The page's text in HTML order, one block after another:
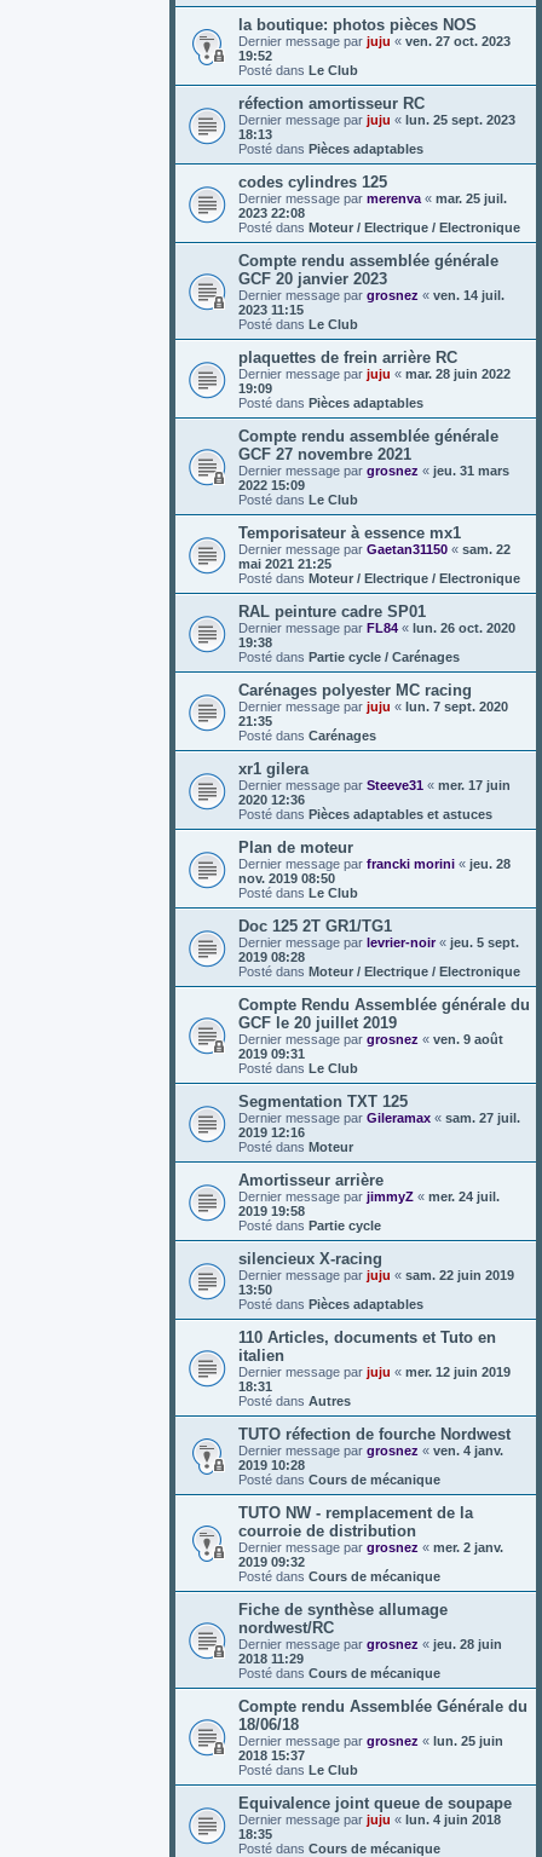
la boutique: photos pièces NOS
Dernier message par juju « ven. 27 oct. 2023
19:52
Posté dans Le Club
réfection amortisseur RC
Dernier message par juju « lun. 25 sept. 2023
18:13
Posté dans Pièces adaptables
codes cylindres 125
Dernier message par merenva « mar. 25 juil.
2023 22:08
Posté dans Moteur / Electrique / Electronique
Compte rendu assemblée générale
GCF 20 janvier 2023
Dernier message par grosnez « ven. 14 juil.
2023 11:15
Posté dans Le Club
plaquettes de frein arrière RC
Dernier message par juju « mar. 28 juin 2022
19:09
Posté dans Pièces adaptables
Compte rendu assemblée générale
GCF 27 novembre 2021
Dernier message par grosnez « jeu. 31 mars
2022 15:09
Posté dans Le Club
Temporisateur à essence mx1
Dernier message par Gaetan31150 « sam. 22
mai 2021 21:25
Posté dans Moteur / Electrique / Electronique
RAL peinture cadre SP01
Dernier message par FL84 « lun. 26 oct. 2020
19:38
Posté dans Partie cycle / Carénages
Carénages polyester MC racing
Dernier message par juju « lun. 7 sept. 2020
21:35
Posté dans Carénages
xr1 gilera
Dernier message par Steeve31 « mer. 17 juin
2020 12:36
Posté dans Pièces adaptables et astuces
Plan de moteur
Dernier message par francki morini « jeu. 28
nov. 2019 08:50
Posté dans Le Club
Doc 125 2T GR1/TG1
Dernier message par levrier-noir« jeu. 5 sept.
2019 08:28
Posté dans Moteur / Electrique / Electronique
Compte Rendu Assemblée générale du
GCF le 20 juillet 2019
Dernier message par grosnez « ven. 9 août
2019 09:31
Posté dans Le Club
Segmentation TXT 125
Dernier message par Gileramax « sam. 27 juil.
2019 12:16
Posté dans Moteur
Amortisseur arrière
Dernier message par jimmyZ « mer. 24 juil.
2019 19:58
Posté dans Partie cycle
silencieux X-racing
Dernier message par juju « sam. 22 juin 2019
13:50
Posté dans Pièces adaptables
110 Articles, documents et Tuto en
italien
Dernier message par juju « mer. 12 juin 2019
18:31
Posté dans Autres
TUTO réfection de fourche Nordwest
Dernier message par grosnez « ven. 4 janv.
2019 10:28
Posté dans Cours de mécanique
TUTO NW - remplacement de la
courroie de distribution
Dernier message par grosnez « mer. 2 janv.
2019 09:32
Posté dans Cours de mécanique
Fiche de synthèse allumage
nordwest/RC
Dernier message par grosnez « jeu. 28 juin
2018 11:29
Posté dans Cours de mécanique
Compte rendu Assemblée Générale du
18/06/18
Dernier message par grosnez « lun. 25 juin
2018 15:37
Posté dans Le Club
Equivalence joint queue de soupape
Dernier message par juju « lun. 4 juin 2018
18:35
Posté dans Cours de mécanique